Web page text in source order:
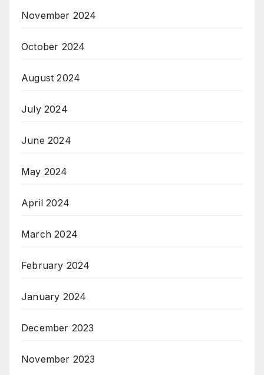
November 2024
October 2024
August 2024
July 2024
June 2024
May 2024
April 2024
March 2024
February 2024
January 2024
December 2023
November 2023